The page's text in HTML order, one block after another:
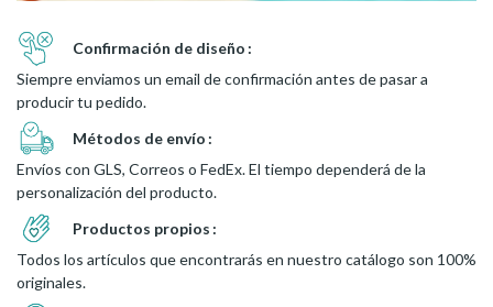
Confirmación de diseño
Siempre enviamos un email de confirmación antes de pasar a
producir tu pedido.
Métodos de envío
Envíos con GLS, Correos o FedEx. El tiempo dependerá de la
personalización del producto.
Productos propios
Todos los artículos que encontrarás en nuestro catálogo son 100%
originales.